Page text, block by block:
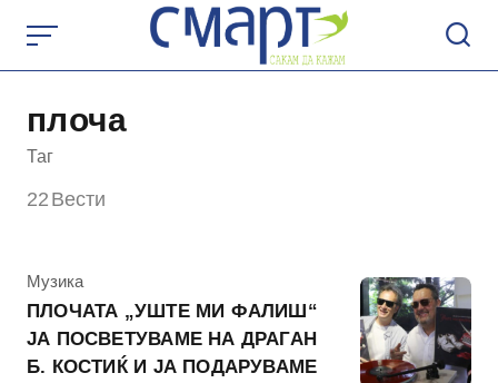
content
плоча
Таг
22 Вести
КАтегорија
Музика
ПЛОЧАТА „УШТЕ МИ ФАЛИШ“
ЈА ПОСВЕТУВАМЕ НА ДРАГАН
Б. КОСТИЌ И ЈА ПОДАРУВАМЕ